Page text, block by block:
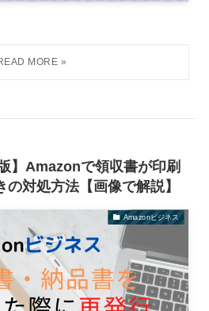
】Amazonで領収書が印刷
の対処方法【画像で解説】
Amazonビジネス